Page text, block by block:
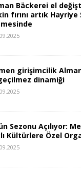
Bäckerei el
fırını artık Hayriye
girişimcilik
dinamiği
Sezonu Açılıyor:
Kültürlere Özel